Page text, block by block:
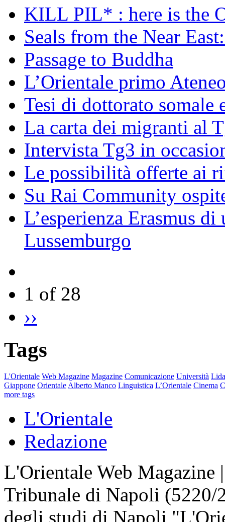
KILL PIL* : here is the
Seals from the Near
Passage to Buddha
L’Orientale primo
Tesi di dottorato somale
La carta dei migranti al
Intervista Tg3 in
Le possibilità offerte ai
Su Rai Community
L’esperienza Erasmus
Lussemburgo
1 of 28
››
Tags
L'Orientale Web Magazine Magazine Comunicazione Università
Giappone Orientale Alberto Manco Linguistica L’Orientale Cinema
more tags
L'Orientale
Redazione
L'Orientale Web Magazine
Tribunale di Napoli
degli studi di Napoli